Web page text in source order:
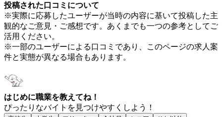
投稿された口コミについて
※実際に応募したユーザーが当時の内容に基いて投稿した主
観的なご意見・ご感想です。あくまでも一つの参考としてご
活用ください。
※一部のユーザーによる口コミであり、このページの求人案
件と実態が異なる場合もあります。
はじめに職業を教えてね！
ぴったりなバイトを見つけやすくしよう！